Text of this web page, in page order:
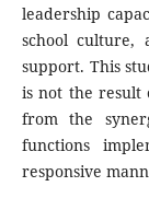
leadership
school culture,
support. This
is not the result
from the
functions
responsive